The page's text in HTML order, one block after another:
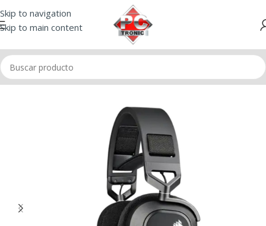
Skip to navigation
Skip to main content
Inicio/Audio/Auriculares/Auriculares Gamer